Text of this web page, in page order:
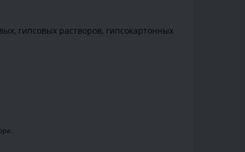
гипсовых растворов, гипсокартонных